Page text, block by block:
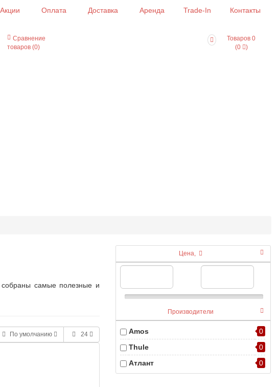
Акции Оплата Доставка Аренда Trade-In Контакты
Сравнение
товаров (0)
Товаров 0
(0
)
самые полезные и
По умолчанию 24
Цена,
Производители
Amos
0
Thule
0
Атлант
0